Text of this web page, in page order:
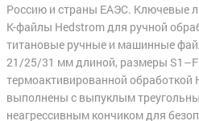
Россию и страны ЕАЭС. Ключевые
K-файлы Hedstrom для ручной
титановые ручные и машинные
21/25/31 мм длиной, размеры
термоактивированной
выполнены с выпуклым
неагрессивным кончиком для